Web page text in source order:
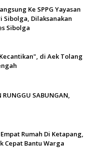
Ke SPPG Yayasan
Sibolga, Dilaksanakan
Sibolga
di Aek Tolang
RUNGGU SABUNGAN,
Rumah Di Ketapang,
Cepat Bantu Warga